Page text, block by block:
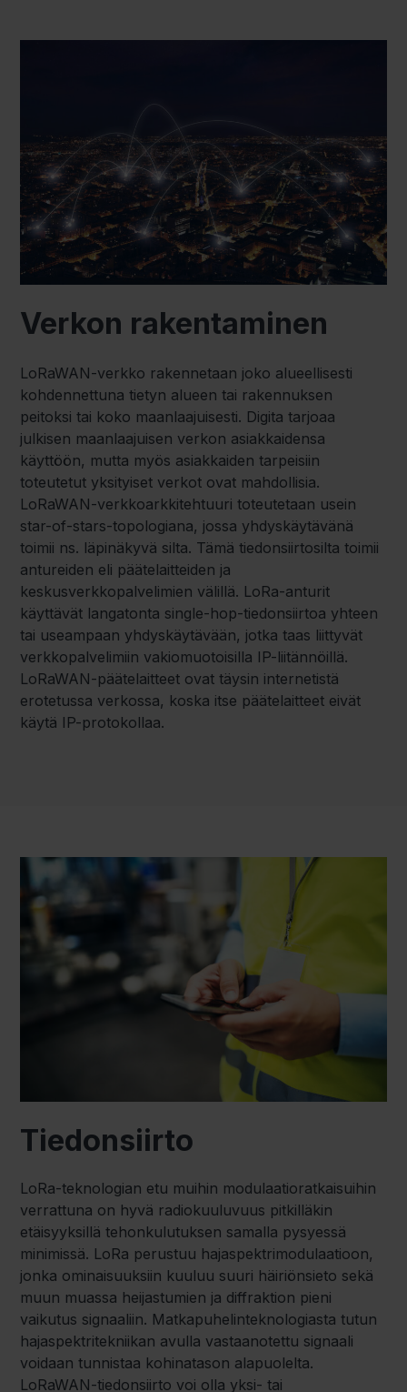
Verkon rakentaminen
LoRaWAN-verkko rakennetaan joko alueellisesti
kohdennettuna tietyn alueen tai rakennuksen
peitoksi tai koko maanlaajuisesti. Digita tarjoaa
julkisen maanlaajuisen verkon asiakkaidensa
käyttöön, mutta myös asiakkaiden tarpeisiin
toteutetut yksityiset verkot ovat mahdollisia.
LoRaWAN-verkkoarkkitehtuuri toteutetaan usein
star-of-stars-topologiana, jossa yhdyskäytävänä
toimii ns. läpinäkyvä silta. Tämä tiedonsiirtosilta toimii
antureiden eli päätelaitteiden ja
keskusverkkopalvelimien välillä. LoRa-anturit
käyttävät langatonta single-hop-tiedonsiirtoa yhteen
tai useampaan yhdyskäytävään, jotka taas liittyvät
verkkopalvelimiin vakiomuotoisilla IP-liitännöillä.
LoRaWAN-päätelaitteet ovat täysin internetistä
erotetussa verkossa, koska itse päätelaitteet eivät
käytä IP-protokollaa.
Tiedonsiirto
LoRa-teknologian etu muihin modulaatioratkaisuihin
verrattuna on hyvä radiokuuluvuus pitkilläkin
etäisyyksillä tehonkulutuksen samalla pysyessä
minimissä. LoRa perustuu hajaspektrimodulaatioon,
jonka ominaisuuksiin kuuluu suuri häiriönsieto sekä
muun muassa heijastumien ja diffraktion pieni
vaikutus signaaliin. Matkapuhelinteknologiasta tutun
hajaspektritekniikan avulla vastaanotettu signaali
voidaan tunnistaa kohinatason alapuolelta.
LoRaWAN-tiedonsiirto voi olla yksi- tai